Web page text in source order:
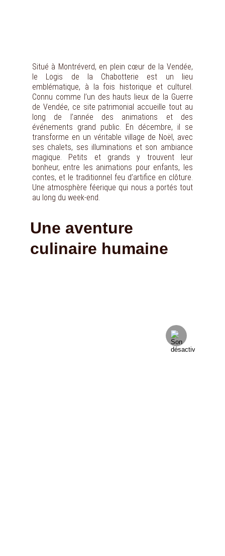
Situé à Montréverd, en plein cœur de la Vendée,
le Logis de la Chabotterie est un lieu
emblématique, à la fois historique et culturel.
Connu comme l’un des hauts lieux de la Guerre
de Vendée, ce site patrimonial accueille tout au
long de l’année des animations et des
événements grand public. En décembre, il se
transforme en un véritable village de Noël, avec
ses chalets, ses illuminations et son ambiance
magique. Petits et grands y trouvent leur
bonheur, entre les animations pour enfants, les
contes, et le traditionnel feu d’artifice en clôture.
Une atmosphère féerique qui nous a portés tout
au long du week-end.
Une aventure
culinaire humaine